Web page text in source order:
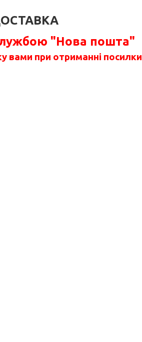
"Нова пошта"
вами при отриманні посилки